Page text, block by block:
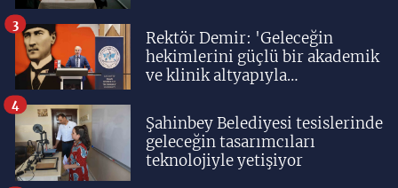
Rektör Demir: 'Geleceğin
hekimlerini güçlü bir akademik
ve klinik altyapıyla
3
Şahinbey Belediyesi tesislerinde
geleceğin tasarımcıları
teknolojiyle yetişiyor
4